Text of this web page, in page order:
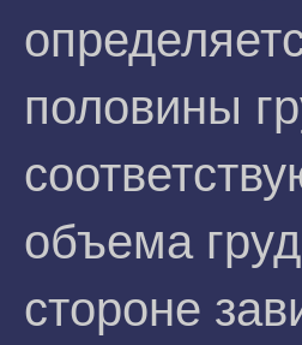
половины
объема
стороне